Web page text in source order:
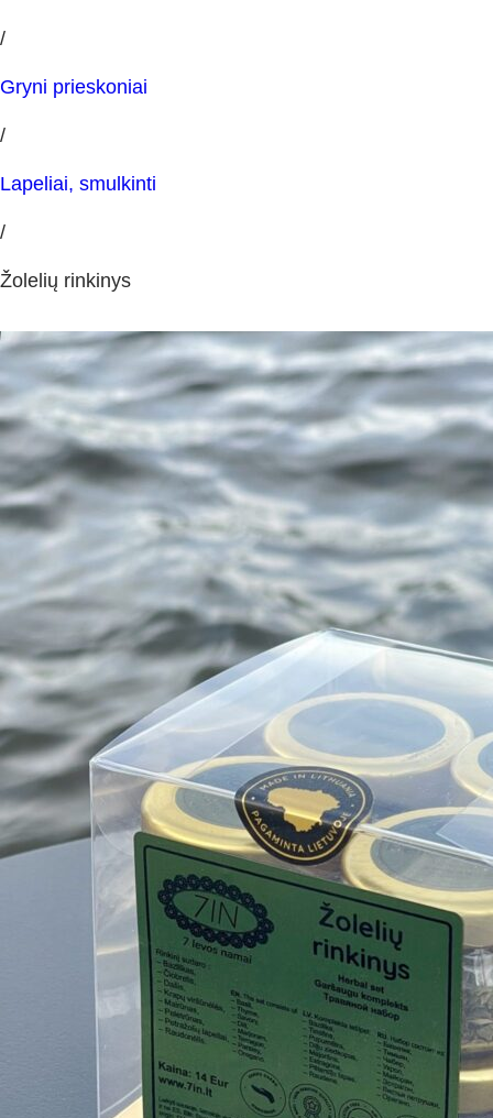
/
Gryni prieskoniai
/
Lapeliai, smulkinti
/
Žolelių rinkinys